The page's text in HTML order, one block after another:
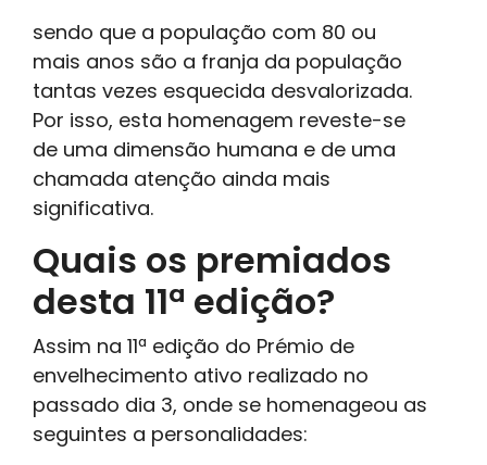
sendo que a população com 80 ou
mais anos são a franja da população
tantas vezes esquecida desvalorizada.
Por isso, esta homenagem reveste-se
de uma dimensão humana e de uma
chamada atenção ainda mais
significativa.
Quais os premiados
desta 11ª edição?
Assim na 11ª edição do Prémio de
envelhecimento ativo realizado no
passado dia 3, onde se homenageou as
seguintes a personalidades: